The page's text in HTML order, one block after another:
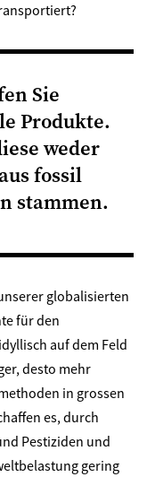
Sie
Produkte.
weder
fossil
stammen.
globalisierten
für den
auf dem Feld
desto mehr
in grossen
es, durch
Pestiziden und
gering